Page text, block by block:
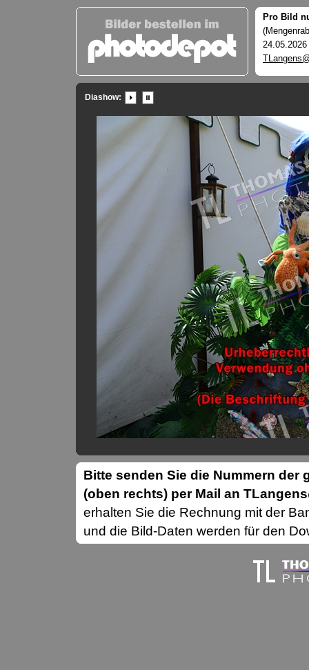
Pro Bild
24.05.2026
Diashow:
Bitte senden Sie die Nummern der
(oben rechts) per Mail an
erhalten Sie die Rechnung mit der
und die Bild-Daten werden für den